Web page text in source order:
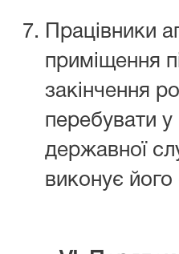
Працівники
приміщення
закінчення
перебувати
державної
виконує його